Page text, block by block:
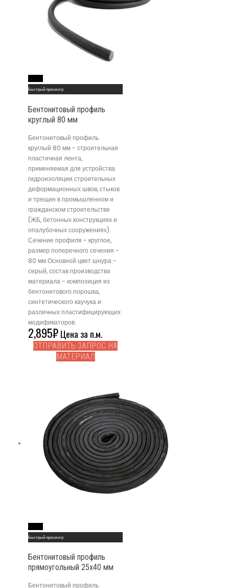
Быстрый просмотр
Бентонитовый профиль
круглый 80 мм
Бентонитовый профиль
круглый 80 мм - строительная
пластичная лента,
применяемая для устройства
гидроизоляции строительных
деформационных швов, стыков
и трещин в промышленном и
гражданском строительстве
(ЖБ, бетонных конструкциях и
опалубочных сооружениях).
Сечение профиля - круглое,
размер поперечного сечения -
80 мм.Основной цвет шнура -
серый, состав производства
материала - композиция из
бентонитового порошка,
синтетического каучука и
различных пластифицирующих
модификаторов.
2,895₽Цена за п.м.
ОТПРАВИТЬ ЗАПРОС НА
МАТЕРИАЛ
Быстрый просмотр
Бентонитовый профиль
прямоугольный 25х40 мм
Бентонитовый профиль